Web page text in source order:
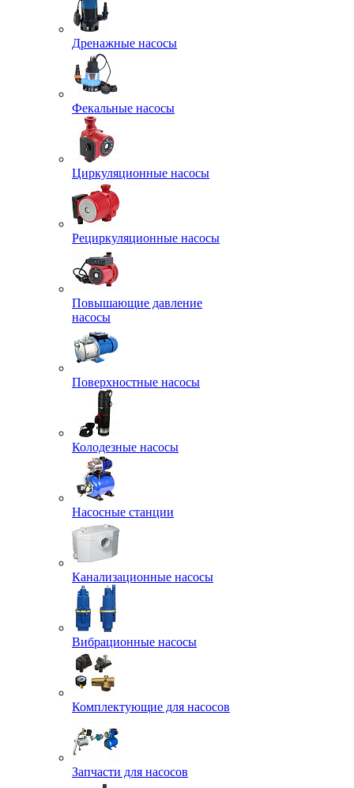
Дренажные насосы
Фекальные насосы
Циркуляционные насосы
Рециркуляционные насосы
Повышающие давление
насосы
Поверхностные насосы
Колодезные насосы
Насосные станции
Канализационные насосы
Вибрационные насосы
Комплектующие для насосов
Запчасти для насосов